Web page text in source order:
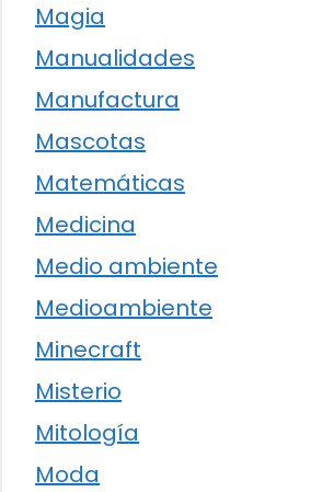
Magia
Manualidades
Manufactura
Mascotas
Matemáticas
Medicina
Medio ambiente
Medioambiente
Minecraft
Misterio
Mitología
Moda